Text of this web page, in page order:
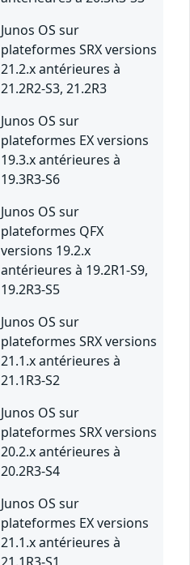
Junos OS sur
plateformes SRX versions
21.2.x antérieures à
21.2R2-S3, 21.2R3
Junos OS sur
plateformes EX versions
19.3.x antérieures à
19.3R3-S6
Junos OS sur
plateformes QFX
versions 19.2.x
antérieures à 19.2R1-S9,
19.2R3-S5
Junos OS sur
plateformes SRX versions
21.1.x antérieures à
21.1R3-S2
Junos OS sur
plateformes SRX versions
20.2.x antérieures à
20.2R3-S4
Junos OS sur
plateformes EX versions
21.1.x antérieures à